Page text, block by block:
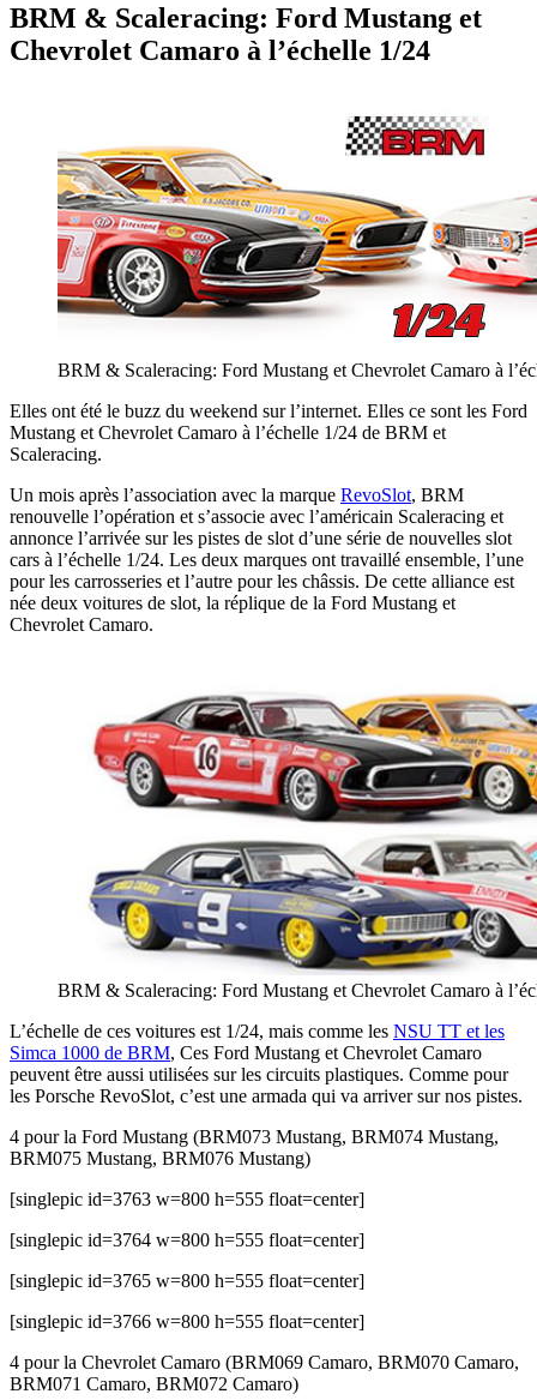
BRM & Scaleracing: Ford Mustang et
Chevrolet Camaro à l’échelle 1/24
BRM & Scaleracing: Ford Mustang et Chevrolet Camaro à
Elles ont été le buzz du weekend sur l’internet. Elles ce sont les Ford
Mustang et Chevrolet Camaro à l’échelle 1/24 de BRM et
Scaleracing.
Un mois après l’association avec la marque RevoSlot, BRM
renouvelle l’opération et s’associe avec l’américain Scaleracing et
annonce l’arrivée sur les pistes de slot d’une série de nouvelles slot
cars à l’échelle 1/24. Les deux marques ont travaillé ensemble, l’une
pour les carrosseries et l’autre pour les châssis. De cette alliance est
née deux voitures de slot, la réplique de la Ford Mustang et
Chevrolet Camaro.
BRM & Scaleracing: Ford Mustang et Chevrolet Camaro à
L’échelle de ces voitures est 1/24, mais comme les NSU TT et les
Simca 1000 de BRM, Ces Ford Mustang et Chevrolet Camaro
peuvent être aussi utilisées sur les circuits plastiques. Comme pour
les Porsche RevoSlot, c’est une armada qui va arriver sur nos pistes.
4 pour la Ford Mustang (BRM073 Mustang, BRM074 Mustang,
BRM075 Mustang, BRM076 Mustang)
[singlepic id=3763 w=800 h=555 float=center]
[singlepic id=3764 w=800 h=555 float=center]
[singlepic id=3765 w=800 h=555 float=center]
[singlepic id=3766 w=800 h=555 float=center]
4 pour la Chevrolet Camaro (BRM069 Camaro, BRM070 Camaro,
BRM071 Camaro, BRM072 Camaro)